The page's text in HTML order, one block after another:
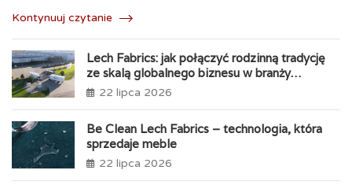
c
b
o
o
k
n
n
r
e
s
t
s
n
g
e
r
A
p
p
F
r
e
n
Kontynuuj czytanie
Lech Fabrics: jak połączyć rodzinną tradycję
ze skalą globalnego biznesu w branży
tapicerskiej
22 lipca 2026
Be Clean Lech Fabrics – technologia, która
sprzedaje meble
22 lipca 2026